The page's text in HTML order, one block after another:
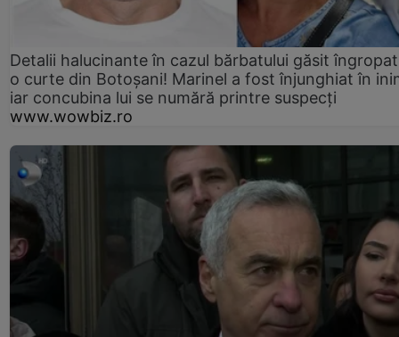
Detalii halucinante în cazul bărbatului găsit
o curte din Botoșani! Marinel a fost înjunghiat în
iar concubina lui se numără printre suspecți
www.wowbiz.ro